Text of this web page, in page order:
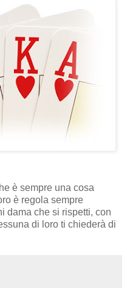
è sempre una cosa
è regola sempre
dama che si rispetti, con
di loro ti chiederà di